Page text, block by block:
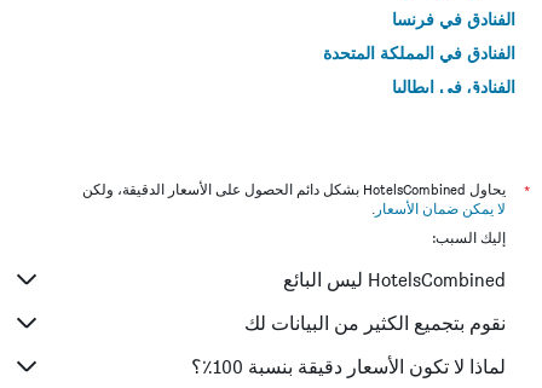
الفنادق في فرنسا
الفنادق في المملكة المتحدة
الفنادق في إيطاليا
*
يحاول HotelsCombined بشكل دائم الحصول على الأسعار الدقيقة، ولكن
لا يمكن ضمان الأسعار .
إليك السبب:
HotelsCombined ليس البائع
نقوم بتجميع الكثير من البيانات لك
لماذا لا تكون الأسعار دقيقة بنسبة 100٪؟